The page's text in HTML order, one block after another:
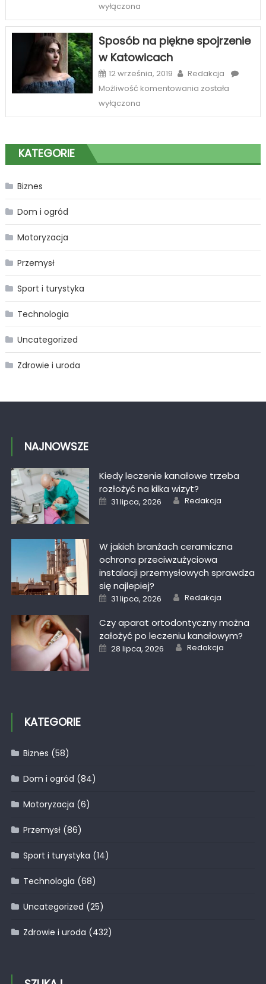
wózków
Zabrze
wyłączona
Sposób na piękne spojrzenie
w Katowicach
12 września, 2019
Redakcja
Możliwość komentowania Sposób
piękne
w
została
wyłączona
KATEGORIE
Biznes
Dom i ogród
Motoryzacja
Przemysł
Sport i turystyka
Technologia
Uncategorized
Zdrowie i uroda
NAJNOWSZE
Kiedy leczenie kanałowe trzeba
rozłożyć na kilka wizyt?
Posted
on
31 lipca, 2026 Author
Redakcja
W jakich branżach ceramiczna
ochrona przeciwzużyciowa
instalacji przemysłowych sprawdza
się najlepiej?
Posted
on
31 lipca, 2026 Author
Redakcja
Czy aparat ortodontyczny można
założyć po leczeniu kanałowym?
Posted
on
28 lipca, 2026 Author
Redakcja
KATEGORIE
Biznes (58)
Dom i ogród (84)
Motoryzacja (6)
Przemysł(86)
Sport i turystyka (14)
Technologia (68)
Uncategorized (25)
Zdrowie i uroda (432)